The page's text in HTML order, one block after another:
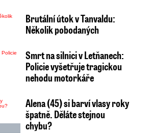
Brutální útok v Tanvaldu:
Několik pobodaných
Smrt na silnici v Letňanech:
Policie vyšetřuje tragickou
nehodu motorkáře
Alena (45) si barví vlasy roky
špatně. Děláte stejnou
chybu?